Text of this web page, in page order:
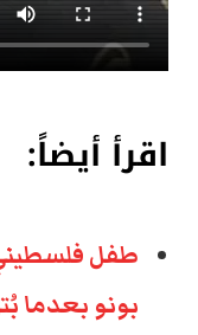
اقرأ أيضاً:
طفل
بونو بعدما